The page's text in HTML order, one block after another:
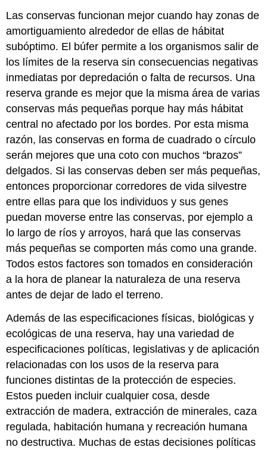
Las conservas funcionan mejor cuando hay zonas de
amortiguamiento alrededor de ellas de hábitat
subóptimo. El búfer permite a los organismos salir de
los límites de la reserva sin consecuencias negativas
inmediatas por depredación o falta de recursos. Una
reserva grande es mejor que la misma área de varias
conservas más pequeñas porque hay más hábitat
central no afectado por los bordes. Por esta misma
razón, las conservas en forma de cuadrado o círculo
serán mejores que una coto con muchos “brazos”
delgados. Si las conservas deben ser más pequeñas,
entonces proporcionar corredores de vida silvestre
entre ellas para que los individuos y sus genes
puedan moverse entre las conservas, por ejemplo a
lo largo de ríos y arroyos, hará que las conservas
más pequeñas se comporten más como una grande.
Todos estos factores son tomados en consideración
a la hora de planear la naturaleza de una reserva
antes de dejar de lado el terreno.
Además de las especificaciones físicas, biológicas y
ecológicas de una reserva, hay una variedad de
especificaciones políticas, legislativas y de aplicación
relacionadas con los usos de la reserva para
funciones distintas de la protección de especies.
Estos pueden incluir cualquier cosa, desde
extracción de madera, extracción de minerales, caza
regulada, habitación humana y recreación humana
no destructiva. Muchas de estas decisiones políticas